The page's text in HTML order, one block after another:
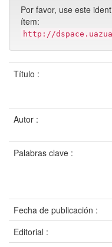
Por favor, use este
ítem:
http://
Título :
Autor :
Palabras clave :
Fecha de publicación :
Editorial :